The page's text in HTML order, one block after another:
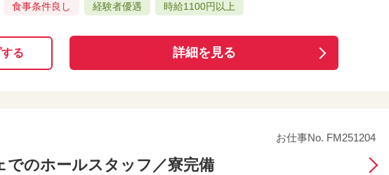
食事条件良し 経験者優遇 時給1100円以上
る 詳細を見る
お仕事No. FM251204
でのホールスタッフ／寮完備